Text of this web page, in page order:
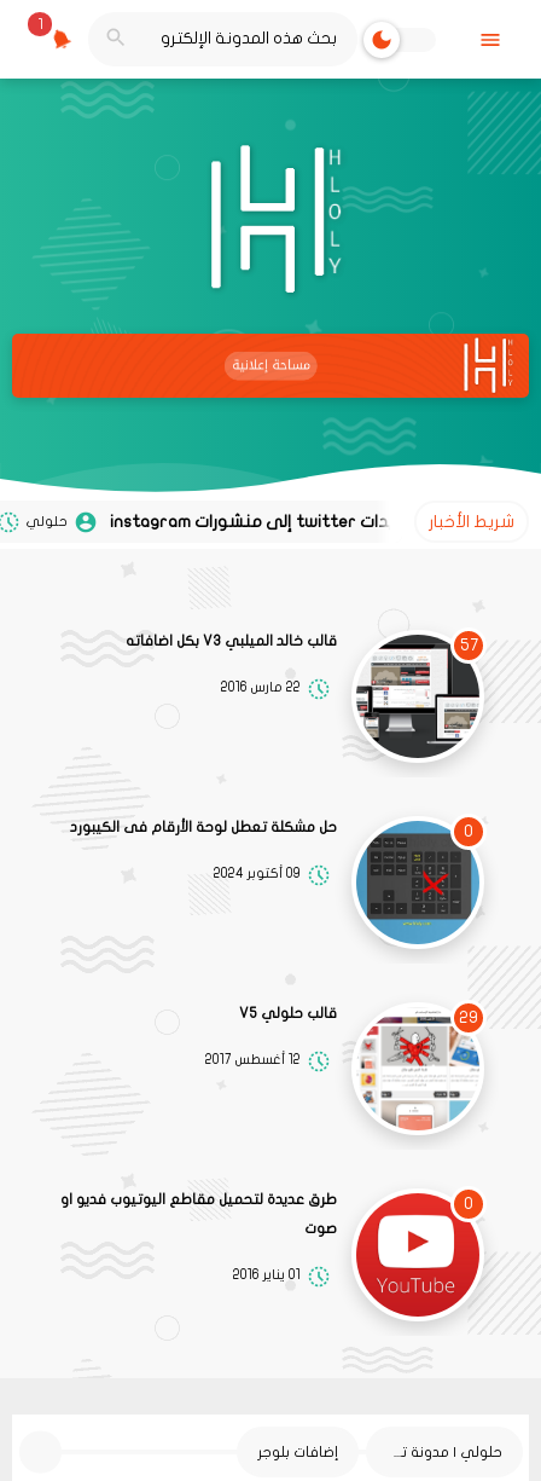
1
شريط الأخبار حلولي 02 نوفمبر 2020
57 قالب خالد الميلبي V3 بكل اضافاته
22 مارس 2016
0 حل مشكلة تعطل لوحة الأرقام فى الكيبورد
09 أكتوبر 2024
29 قالب حلولي V5
12 أغسطس 2017
0
طرق عديدة لتحميل مقاطع اليوتيوب فديو او
صوت
01 يناير 2016
حلولي | مدونة تقنية إضافات بلوجر